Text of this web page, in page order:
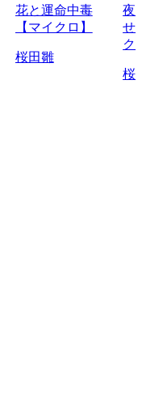
花と運命中毒
【マイクロ】
桜田雛
夜
せ
ク
桜